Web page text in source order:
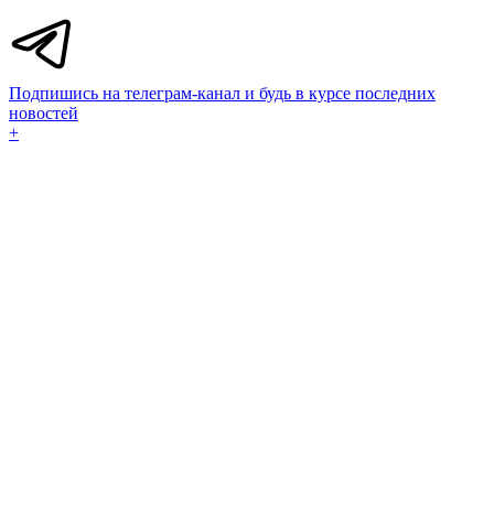
Подпишись на телеграм-канал и будь в курсе последних
новостей
+